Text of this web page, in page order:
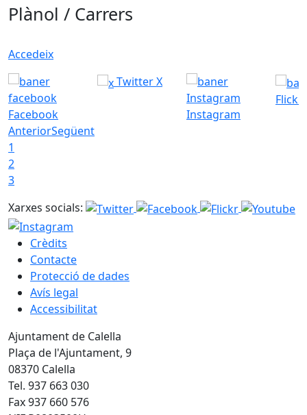
Plànol / Carrers
Accedeix
Facebook
Twitter X
Instagram
Flickr
AnteriorSegüent
1
2
3
Xarxes socials:
Crèdits
Contacte
Protecció de dades
Avís legal
Accessibilitat
Ajuntament de Calella
Plaça de l'Ajuntament, 9
08370 Calella
Tel. 937 663 030
Fax 937 660 576